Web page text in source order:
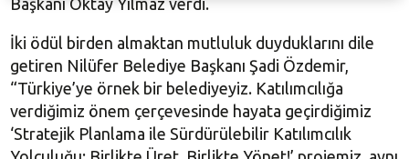
Başkanı Oktay Yılmaz verdi.
İki ödül birden almaktan mutluluk duyduklarını dile
getiren Nilüfer Belediye Başkanı Şadi Özdemir,
“Türkiye’ye örnek bir belediyeyiz. Katılımcılığa
verdiğimiz önem çerçevesinde hayata geçirdiğimiz
‘Stratejik Planlama ile Sürdürülebilir Katılımcılık